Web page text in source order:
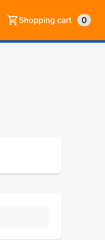
Shopping cart 0